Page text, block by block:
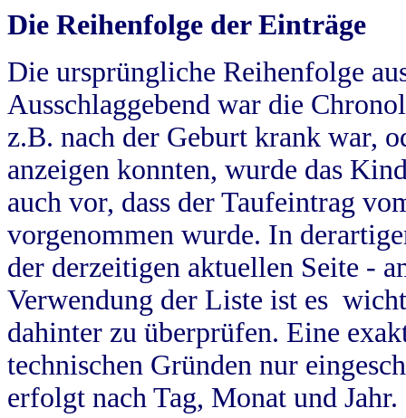
Die Reihenfolge der Einträge
Die ursprüngliche Reihenfolge
Ausschlaggebend war die
z.B. nach der Geburt krank war,
anzeigen konnten, wurde das
auch vor, dass der Taufeintrag
vorgenommen wurde. In
der derzeitigen aktuellen Seite -
Verwendung der Liste ist es
dahinter zu überprüfen. Eine
technischen Gründen nur
erfolgt nach Tag, Monat und Jahr.